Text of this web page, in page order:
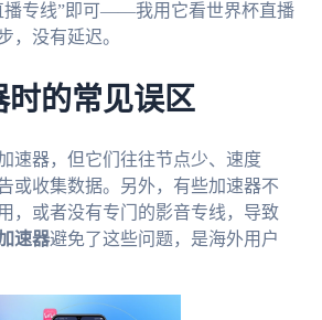
播专线”即可——我用它看世界杯直播
，没有延迟。
时的常见误区
速器，但它们往往节点少、速度
或收集数据。另外，有些加速器不
，或者没有专门的影音专线，导致
速器避免了这些问题，是海外用户